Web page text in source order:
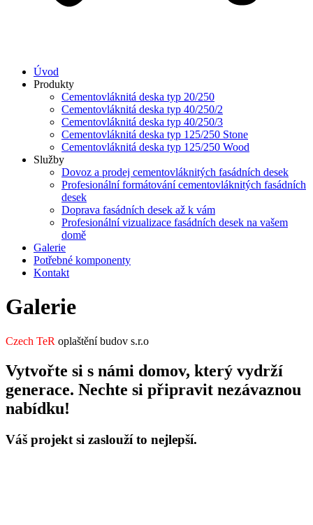
Úvod
Produkty
Cementovláknitá deska typ 20/250
Cementovláknitá deska typ 40/250/2
Cementovláknitá deska typ 40/250/3
Cementovláknitá deska typ 125/250 Stone
Cementovláknitá deska typ 125/250 Wood
Služby
Dovoz a prodej cementovláknitých fasádních desek
Profesionální formátování cementovláknitých fasádních
desek
Doprava fasádních desek až k vám
Profesionální vizualizace fasádních desek na vašem
domě
Galerie
Potřebné komponenty
Kontakt
Galerie
Czech TeR oplaštění budov s.r.o
Vytvořte si s námi domov, který vydrží
generace. Nechte si připravit nezávaznou
nabídku!
Váš projekt si zaslouží to nejlepší.